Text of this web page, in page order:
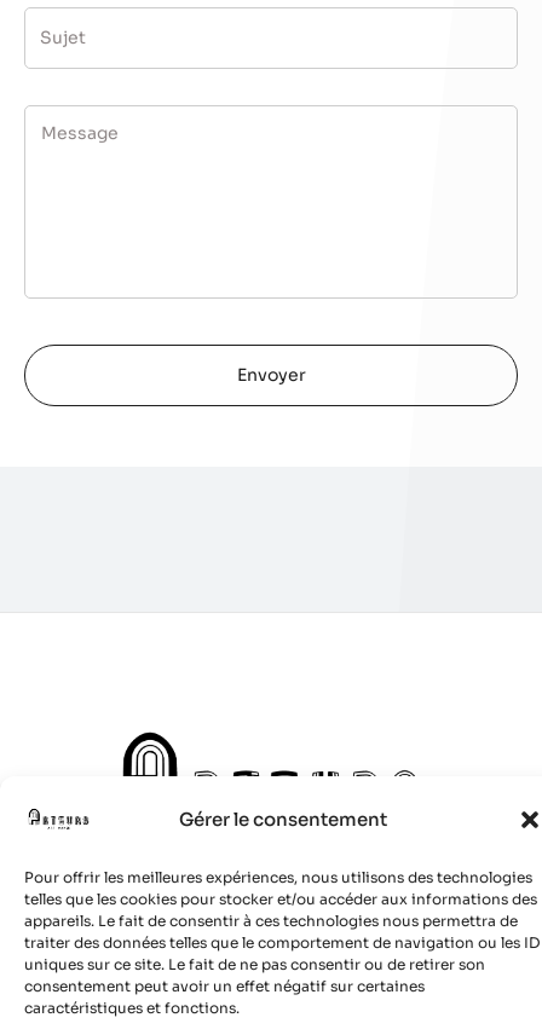
Gérer le consentement
Pour offrir les meilleures expériences, nous utilisons des technologies
telles que les cookies pour stocker et/ou accéder aux informations des
appareils. Le fait de consentir à ces technologies nous permettra de
traiter des données telles que le comportement de navigation ou les ID
uniques sur ce site. Le fait de ne pas consentir ou de retirer son
consentement peut avoir un effet négatif sur certaines
caractéristiques et fonctions.
© 2024 Site réalisé parBoulevardenil